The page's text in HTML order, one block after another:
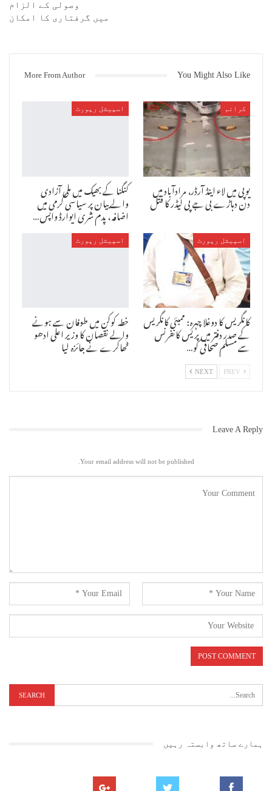
شاہد انصاری
ممبئی : کروڑوں اربوں کے ترقیاتی کام کرنے والے ممبئی ایس بی یوٹی اس
وقت سام ،دام ،دانڈ ،بھید والے اصول کو اپنا رہے ہیں ۔حسینی منزل
حادثہ میں ہوئی اموات سوداگر ایس بی یو ٹی شکایت کنندہ صابر سید کو
منیج کرنے کے لئے ایس بی یو ٹی ہاؤسنگ سربراہ شبیر بھرمل کی جانب سے
کروڑوں کا آفر دیا جارہا ہے ۔دبنگئی کا عالم یہ ہے کہ یہ آفر صابر کے
ذریعہ فون نہ اٹھانے پر ان کے واٹس ایپ پر پیغام بھیج کر منیج کرنے اور
رقم بھی لکھ بھیجا۔صابر نے اس پر بھی کسی طرح کا جواب نہیں دیا اور
پھٹکارا تو ایس بی یو ٹی ہاؤسنگ کے سربراہ شبیر بھرمل صبح سویرے صابر
کے گھر پہنچ گئے اور گھر پر اس کو دھمکانے کی کوشش کی تاکہ وہ کسی طرح
سے منیج ہو جائے اور وہ اپنی شکایت واپس لے لے۔صابر نے موبائل میں اس
کی ریکارڈنگ شروع کردی جس کے بعد وہ بھاگ نکلا۔صابر نے فوراً اس کی
میں شکایت درج کرائی ۔ اپنی شکایت میں بتایا کہ حسینی بلڈنگ حادثے میں
واپس لینے کیلئے دباؤ ڈال رہے ہیں تاکہ اس کو ضمانت مل جائے ۔اس لئے ان
سے متعلق ایس بی یو ٹی ہاؤسنگ سربراہ شبیر بھرمل سے جب بات کی تو انہوں
وصولی کے الزام
میں گرفتاری کا امکان
You Might Also Like
More From Author
کرائم
یوپی میں لاء اینڈ آرڈر، مرادآباد میں
دن دہاڑے بی جے پی لیڈر کا قتل
اسپیشل رپورٹ
کنگنا کے بھیک میں ملی آزادی
والے بیان پر سیاسی گرمی میں
اضافہ ، پدم شری ایوارڈ واپس…
اسپیشل رپورٹ
کانگریس کا دوغلا چہرہ: ممبئی کانگریس
کے صدر دفتر میں پریس کانفرنس
سے مسلم صحافی کو…
اسپیشل رپورٹ
خطہ کوکن میں طوفان سے ہونے
والے نقصان کا وزیر اعلی ادھو
ٹھاکرے نے جائزہ لیا
NEXT
Leave A Reply
Your email address will not be published.
ہمارے ساتھ وابستہ رہیں